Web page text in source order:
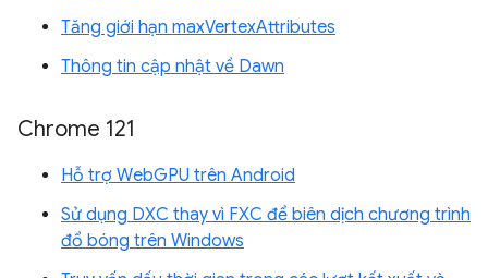
Tăng giới hạn maxVertexAttributes
Thông tin cập nhật về Dawn
Chrome 121
Hỗ trợ WebGPU trên Android
Sử dụng DXC thay vì FXC để biên dịch chương trình
đổ bóng trên Windows